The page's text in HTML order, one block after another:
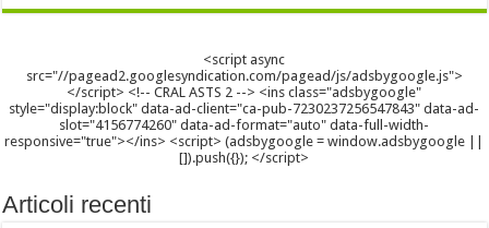
<script async
src="//pagead2.googlesyndication.com/pagead/js/adsbygoogle.js">
</script> <!-- CRAL ASTS 2 --> <ins class="adsbygoogle"
style="display:block" data-ad-client="ca-pub-7230237256547843" data-ad-
slot="4156774260" data-ad-format="auto" data-full-width-
responsive="true"></ins> <script> (adsbygoogle = window.adsbygoogle ||
[]).push({}); </script>
Articoli recenti